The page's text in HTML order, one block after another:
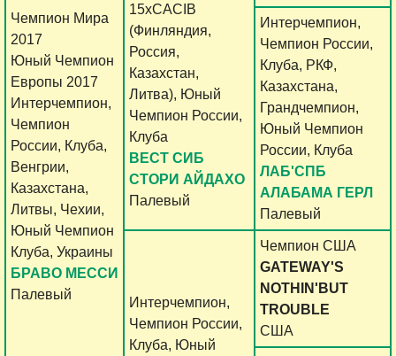
Чемпион Мира
2017
Юный Чемпион
Европы 2017
Интерчемпион,
Чемпион
России, Клуба,
Венгрии,
Казахстана,
Литвы, Чехии,
Юный Чемпион
Клуба, Украины
БРАВО МЕССИ
Палевый
15хCACIB
(Финляндия,
Россия,
Казахстан,
Литва), Юный
Чемпион России,
Клуба
ВЕСТ СИБ
СТОРИ АЙДАХО
Палевый
Интерчемпион,
Чемпион России,
Клуба, РКФ,
Казахстана,
Грандчемпион,
Юный Чемпион
России, Клуба
ЛАБ'СПБ
АЛАБАМА ГЕРЛ
Палевый
Интерчемпион,
Чемпион России,
Клуба, Юный
Чемпион США
GATEWAY'S
NOTHIN'BUT
TROUBLE
США